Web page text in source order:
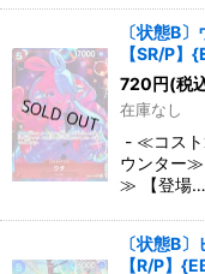
〔状態B
【SR/P
720円(税
在庫なし
- ≪コス
ウンター
≫ 【登場…
〔状態B
【R/P】